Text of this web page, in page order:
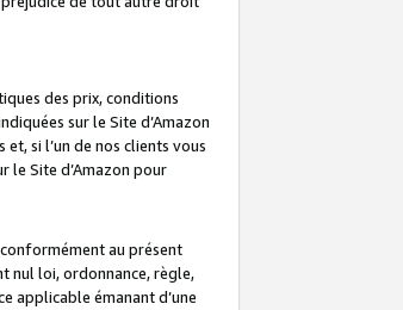
des prix, conditions
sur le Site d’Amazon
si l’un de nos clients vous
le Site d’Amazon pour
au présent
nul loi, ordonnance, règle,
applicable émanant d’une